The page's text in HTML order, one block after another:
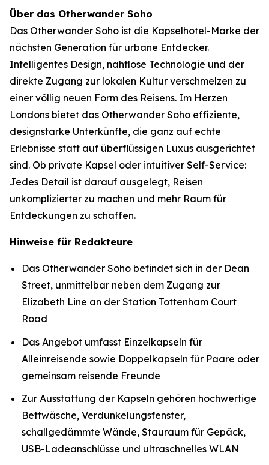
Über das Otherwander Soho
Das Otherwander Soho ist die Kapselhotel-Marke der
nächsten Generation für urbane Entdecker.
Intelligentes Design, nahtlose Technologie und der
direkte Zugang zur lokalen Kultur verschmelzen zu
einer völlig neuen Form des Reisens. Im Herzen
Londons bietet das Otherwander Soho effiziente,
designstarke Unterkünfte, die ganz auf echte
Erlebnisse statt auf überflüssigen Luxus ausgerichtet
sind. Ob private Kapsel oder intuitiver Self-Service:
Jedes Detail ist darauf ausgelegt, Reisen
unkomplizierter zu machen und mehr Raum für
Entdeckungen zu schaffen.
Hinweise für Redakteure
Das Otherwander Soho befindet sich in der Dean
Street, unmittelbar neben dem Zugang zur
Elizabeth Line an der Station Tottenham Court
Road
Das Angebot umfasst Einzelkapseln für
Alleinreisende sowie Doppelkapseln für Paare oder
gemeinsam reisende Freunde
Zur Ausstattung der Kapseln gehören hochwertige
Bettwäsche, Verdunkelungsfenster,
schallgedämmte Wände, Stauraum für Gepäck,
USB-Ladeanschlüsse und ultraschnelles WLAN